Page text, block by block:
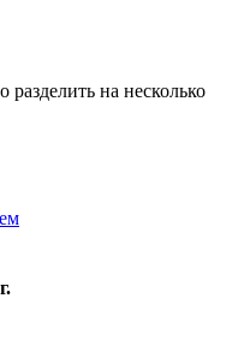
на несколько